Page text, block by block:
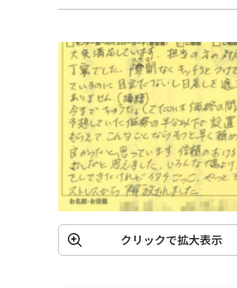
クリックで拡大表示